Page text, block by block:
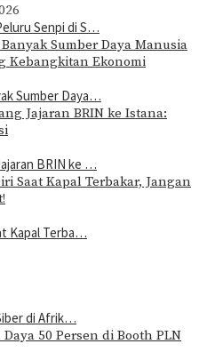
Senpi di S…
Sumber Daya…
BRIN ke …
Kapal Terba…
di Afrik…